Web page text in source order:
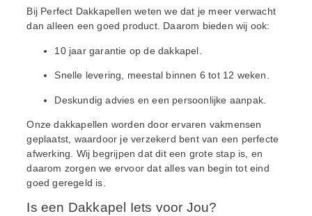
Bij Perfect Dakkapellen weten we dat je meer verwacht
dan alleen een goed product. Daarom bieden wij ook:
10 jaar garantie op de dakkapel.
Snelle levering, meestal binnen 6 tot 12 weken.
Deskundig advies en een persoonlijke aanpak.
Onze dakkapellen worden door ervaren vakmensen
geplaatst, waardoor je verzekerd bent van een perfecte
afwerking. Wij begrijpen dat dit een grote stap is, en
daarom zorgen we ervoor dat alles van begin tot eind
goed geregeld is.
Is een Dakkapel Iets voor Jou?